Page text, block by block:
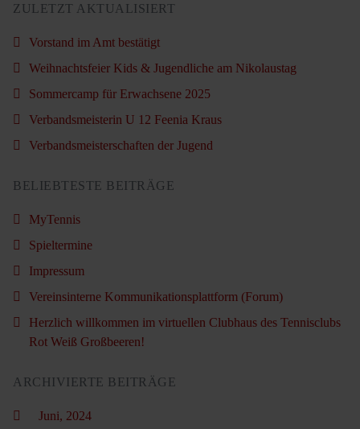
ZULETZT AKTUALISIERT
Vorstand im Amt bestätigt
Weihnachtsfeier Kids & Jugendliche am Nikolaustag
Sommercamp für Erwachsene 2025
Verbandsmeisterin U 12 Feenia Kraus
Verbandsmeisterschaften der Jugend
BELIEBTESTE BEITRÄGE
MyTennis
Spieltermine
Impressum
Vereinsinterne Kommunikationsplattform (Forum)
Herzlich willkommen im virtuellen Clubhaus des Tennisclubs
Rot Weiß Großbeeren!
ARCHIVIERTE BEITRÄGE
Juni, 2024